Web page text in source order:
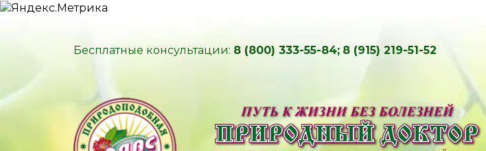
Бесплатные консультации: 8 (800) 333-55-84; 8 (915) 219-51-52